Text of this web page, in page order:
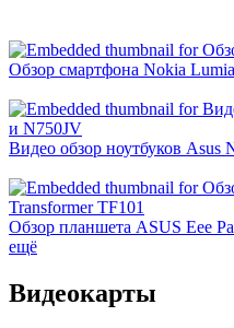
Обзор смартфона Nokia
Видео обзор ноутбуков Asus
Обзор планшета ASUS Eee
ещё
Видеокарты